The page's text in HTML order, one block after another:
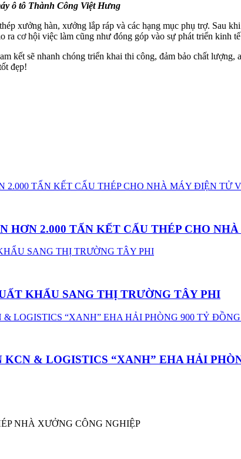
ô tô Thành Công Việt Hưng
xưởng hàn, xưởng lắp ráp và các hạng mục phụ trợ. Sau
cơ hội việc làm cũng như đóng góp vào sự phát triển kinh
kết sẽ nhanh chóng triển khai thi công, đảm bảo chất lượng,
đẹp!
2.000 TẤN KẾT CẤU THÉP CHO
KHẨU SANG THỊ TRƯỜNG TÂY PHI
& LOGISTICS “XANH” EHA HẢI